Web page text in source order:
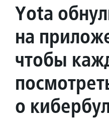
Yota
на
чтобы
о